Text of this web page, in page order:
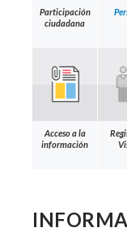
Participación
ciudadana
Acceso a la
información